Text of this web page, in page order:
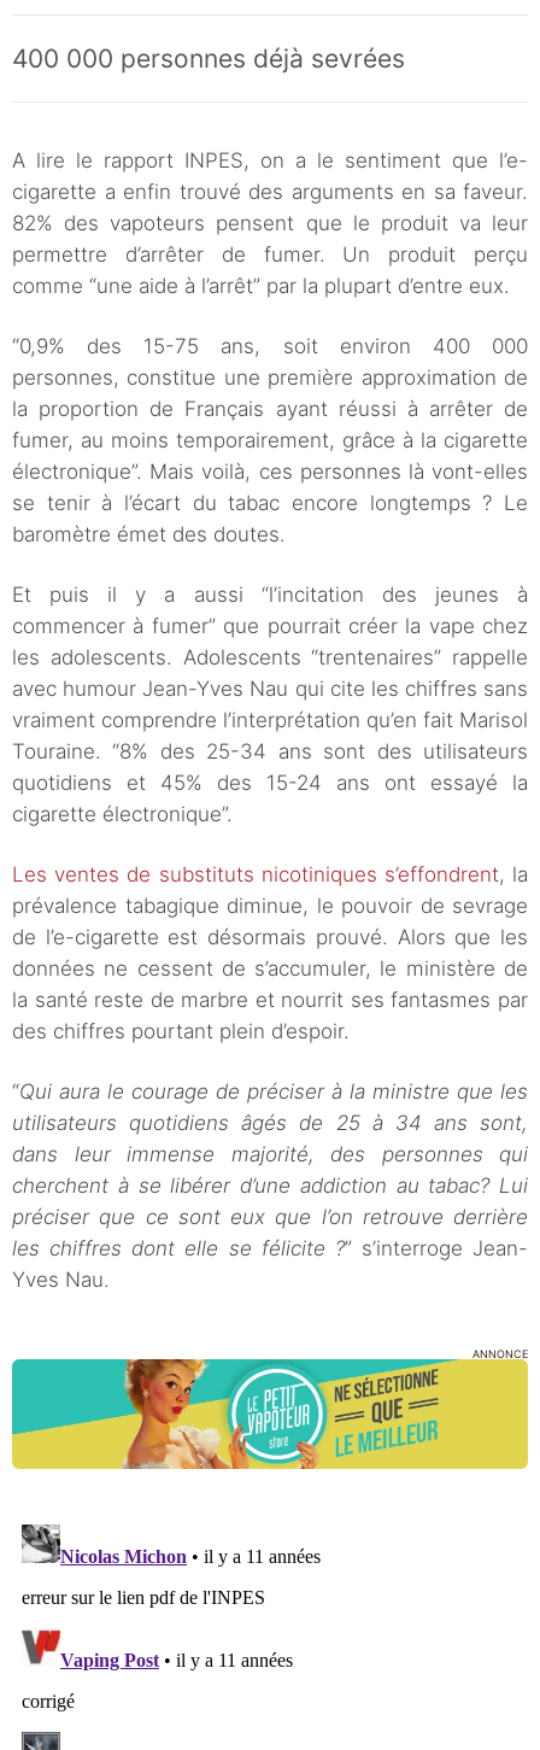
400 000 personnes déjà sevrées
A lire le rapport INPES, on a le sentiment que l’e-
cigarette a enfin trouvé des arguments en sa faveur.
82% des vapoteurs pensent que le produit va leur
permettre d’arrêter de fumer. Un produit perçu
comme “une aide à l’arrêt” par la plupart d’entre eux.
“0,9% des 15-75 ans, soit environ 400 000
personnes, constitue une première approximation de
la proportion de Français ayant réussi à arrêter de
fumer, au moins temporairement, grâce à la cigarette
électronique”. Mais voilà, ces personnes là vont-elles
se tenir à l’écart du tabac encore longtemps ? Le
baromètre émet des doutes.
Et puis il y a aussi “l’incitation des jeunes à
commencer à fumer” que pourrait créer la vape chez
les adolescents. Adolescents “trentenaires” rappelle
avec humour Jean-Yves Nau qui cite les chiffres sans
vraiment comprendre l’interprétation qu’en fait Marisol
Touraine. “8% des 25-34 ans sont des utilisateurs
quotidiens et 45% des 15-24 ans ont essayé la
cigarette électronique”.
Les ventes de substituts nicotiniques s’effondrent, la
prévalence tabagique diminue, le pouvoir de sevrage
de l’e-cigarette est désormais prouvé. Alors que les
données ne cessent de s’accumuler, le ministère de
la santé reste de marbre et nourrit ses fantasmes par
des chiffres pourtant plein d’espoir.
“Qui aura le courage de préciser à la ministre que les
utilisateurs quotidiens âgés de 25 à 34 ans sont,
dans leur immense majorité, des personnes qui
cherchent à se libérer d’une addiction au tabac? Lui
préciser que ce sont eux que l’on retrouve derrière
les chiffres dont elle se félicite ?” s’interroge Jean-
Yves Nau.
ANNONCE